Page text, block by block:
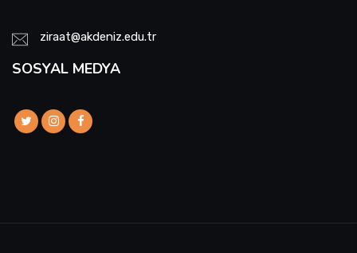
ziraat@akdeniz.edu.tr
SOSYAL MEDYA